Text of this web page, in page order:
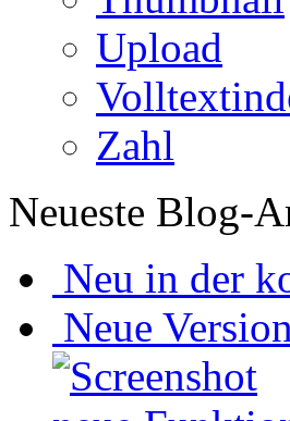
Upload
Zahl
Neueste Blog-
Neu in der
Neue